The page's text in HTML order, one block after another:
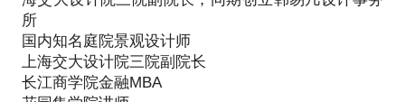
年，行家作为入行较早并专注在此细分领域深耕的优
秀创业者，在业内积累了很高的声誉和知名度，经过
总结和整理现将这些价值不菲的经验教训分享给大
家。希望能够在短短的1小时碰面中真正帮助到你。
所
国内知名庭院景观设计师
上海交大设计院三院副院长
长江商学院金融MBA